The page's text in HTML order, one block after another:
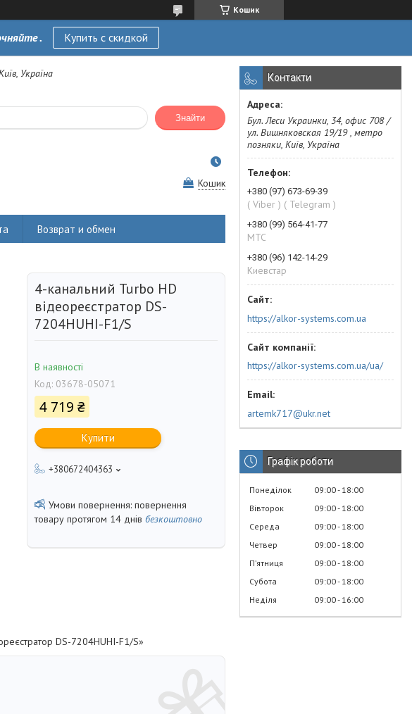
Кошик
. Купить с скидкой
Україна
Знайти
Кошик
Возврат и обмен
4-канальний Turbo HD
відеореєстратор DS-
7204HUHI-F1/S
В наявності
Код: 03678-05071
4 719 ₴
Купити
+380672404363
повернення
товару протягом 14 днів безкоштовно
DS-7204HUHI-F1/S»
Контакти
Бул. Леси Украинки, 34, офис 708 /
ул. Вишняковская 19/19 , метро
позняки, Київ, Україна
+380 (97) 673-69-39
( Viber ) ( Telegram )
+380 (99) 564-41-77
МТС
+380 (96) 142-14-29
Киевстар
https://alkor-systems.com.ua
https://alkor-systems.com.ua/ua/
artemk717@ukr.net
Графік роботи
Понеділок 09:00 18:00
Вівторок
09:00 18:00
Середа
09:00 18:00
Четвер
09:00 18:00
Пʼятниця
09:00 18:00
Субота
09:00 18:00
Неділя
09:00 16:00